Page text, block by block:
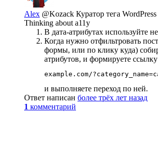
Alex @Kozack Куратор тега WordPress
Thinking about a11y
В дата-атрибутах используйте
Когда нужно отфильтровать
формы, или по клику куда)
атрибутов, и формируете ссылку
example.com/
и выполняете переход по ней.
Ответ написан более трёх лет назад
1 комментарий